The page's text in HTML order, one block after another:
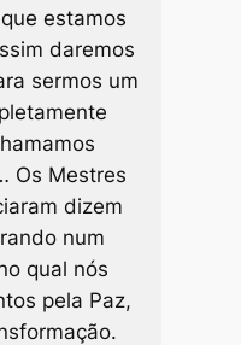
estamos
daremos
sermos um
Os Mestres
dizem
num
qual nós
pela Paz,